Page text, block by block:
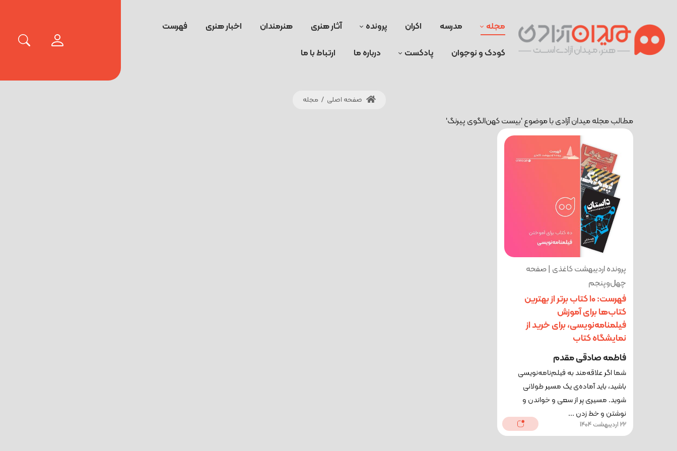
مجله مدرسه اکران پرونده آثار هنری هنرمندان اخبار هنری فهرست
کودک و نوجوان پادکست درباره ما ارتباط با ما
صفحه اصلی / مجله
مطالب مجله میدان آزادی با موضوع 'بیست کهن‌الگوی پیرنگ'
پرونده اردیبهشت کاغذی | صفحه
چهل‌وپنجم
فهرست: ۱۰ کتاب برتر از بهترین
کتاب‌ها برای آموزش
فیلمنامه‌نویسی، برای خرید از
نمایشگاه کتاب
فاطمه صادقی مقدم
شما اگر علاقه‌مند به فیلم‌نامه‌نویسی
باشید، باید آماده‌ی یک مسیر طولانی
شوید. مسیری پر از سعی و خواندن و
نوشتن و خط زدن ...
22 اردیبهشت 1404